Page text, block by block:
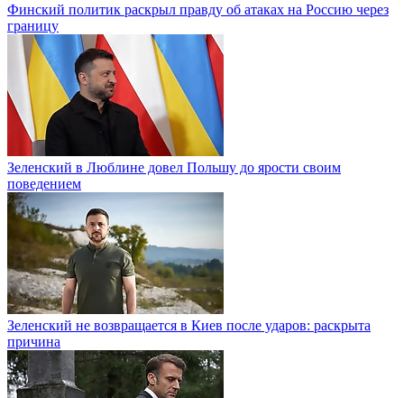
Финский политик раскрыл правду об атаках на Россию через
границу
Зеленский в Люблине довел Польшу до ярости своим
поведением
Зеленский не возвращается в Киев после ударов: раскрыта
причина